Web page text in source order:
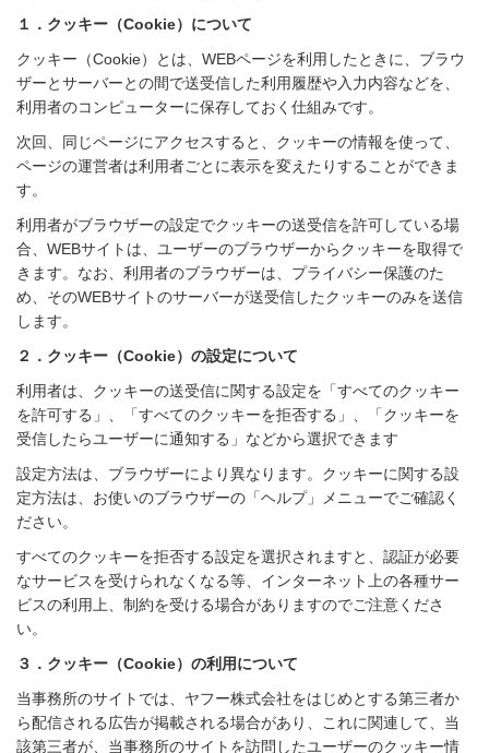
１．クッキー（Cookie）について
クッキー（Cookie）とは、WEBページを利用したときに、ブラウ
ザーとサーバーとの間で送受信した利用履歴や入力内容などを、
利用者のコンピューターに保存しておく仕組みです。
次回、同じページにアクセスすると、クッキーの情報を使って、
ページの運営者は利用者ごとに表示を変えたりすることができま
す。
利用者がブラウザーの設定でクッキーの送受信を許可している場
合、WEBサイトは、ユーザーのブラウザーからクッキーを取得で
きます。なお、利用者のブラウザーは、プライバシー保護のた
め、そのWEBサイトのサーバーが送受信したクッキーのみを送信
します。
２．クッキー（Cookie）の設定について
利用者は、クッキーの送受信に関する設定を「すべてのクッキー
を許可する」、「すべてのクッキーを拒否する」、「クッキーを
受信したらユーザーに通知する」などから選択できます
設定方法は、ブラウザーにより異なります。クッキーに関する設
定方法は、お使いのブラウザーの「ヘルプ」メニューでご確認く
ださい。
すべてのクッキーを拒否する設定を選択されますと、認証が必要
なサービスを受けられなくなる等、インターネット上の各種サー
ビスの利用上、制約を受ける場合がありますのでご注意くださ
い。
３．クッキー（Cookie）の利用について
当事務所のサイトでは、ヤフー株式会社をはじめとする第三者か
ら配信される広告が掲載される場合があり、これに関連して、当
該第三者が、当事務所のサイトを訪問したユーザーのクッキー情